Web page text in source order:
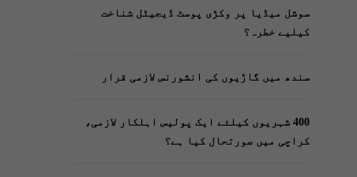
سوشل میڈیا پر وکڑی پوسٹ ڈیجیٹل شناخت
کیلیے خطرہ؟
سندھ میں گاڑیوں کی انشورنس لازمی قرار
400 شہریوں کیلئے ایک پولیس اہلکار لازمی،
کراچی میں صورتحال کیا ہے؟